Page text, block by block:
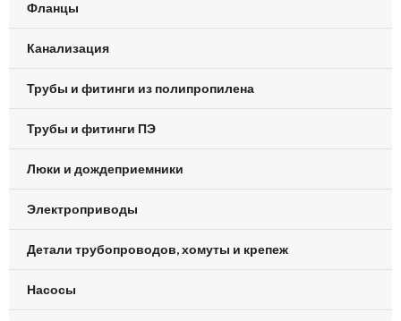
Фланцы
Канализация
Трубы и фитинги из полипропилена
Трубы и фитинги ПЭ
Люки и дождеприемники
Электроприводы
Детали трубопроводов, хомуты и крепеж
Насосы